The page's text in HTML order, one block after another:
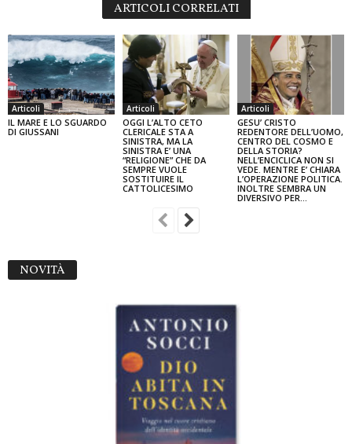
ARTICOLI CORRELATI
Articoli
IL MARE E LO SGUARDO
DI GIUSSANI
Articoli
OGGI L’ALTO CETO
CLERICALE STA A
SINISTRA, MA LA
SINISTRA E’ UNA
“RELIGIONE” CHE DA
SEMPRE VUOLE
SOSTITUIRE IL
CATTOLICESIMO
Articoli
GESU’ CRISTO
REDENTORE DELL’UOMO,
CENTRO DEL COSMO E
DELLA STORIA?
NELL’ENCICLICA NON SI
VEDE. MENTRE E’ CHIARA
L’OPERAZIONE POLITICA.
INOLTRE SEMBRA UN
DIVERSIVO PER...
NOVITÀ